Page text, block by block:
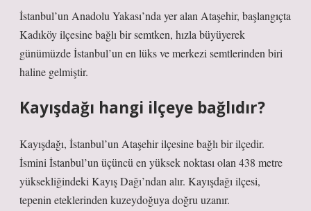
İstanbul’un Anadolu Yakası’nda yer alan Ataşehir, başlangıçta
Kadıköy ilçesine bağlı bir semtken, hızla büyüyerek
günümüzde İstanbul’un en lüks ve merkezi semtlerinden biri
haline gelmiştir.
Kayışdağı hangi ilçeye bağlıdır?
Kayışdağı, İstanbul’un Ataşehir ilçesine bağlı bir ilçedir.
İsmini İstanbul’un üçüncü en yüksek noktası olan 438 metre
yüksekliğindeki Kayış Dağı’ndan alır. Kayışdağı ilçesi,
tepenin eteklerinden kuzeydoğuya doğru uzanır.